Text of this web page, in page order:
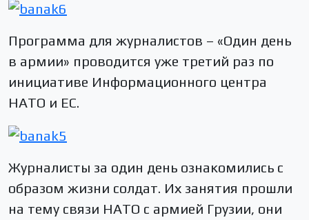
Программа для журналистов – «Один день
в армии» проводится уже третий раз по
инициативе Информационного центра
НАТО и ЕС.
Журналисты за один день ознакомились с
образом жизни солдат. Их занятия прошли
на тему связи НАТО с армией Грузии, они